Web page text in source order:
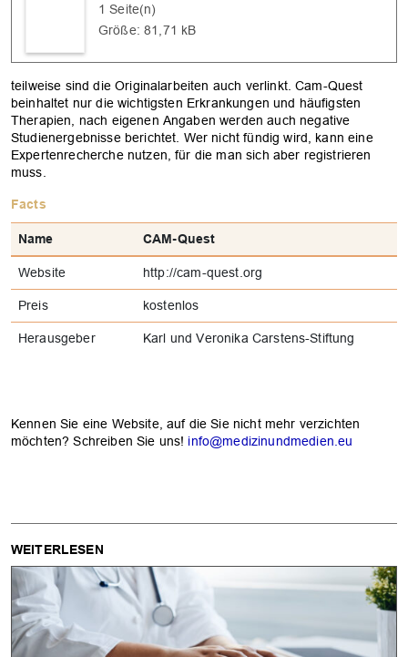
OK
1 Seite(n)
Größe: 81,71 kB
teilweise sind die Originalarbeiten auch verlinkt. Cam-Quest
beinhaltet nur die wichtigsten Erkrankungen und häufigsten
Therapien, nach eigenen Angaben werden auch negative
Studienergebnisse berichtet. Wer nicht fündig wird, kann eine
Expertenrecherche nutzen, für die man sich aber registrieren
muss.
Facts
Name CAM-Quest
Website http://cam-quest.org
Preis kostenlos
Herausgeber Karl und Veronika Carstens-Stiftung
Kennen Sie eine Website, auf die Sie nicht mehr verzichten
möchten? Schreiben Sie uns! info@medizinundmedien.eu
WEITERLESEN